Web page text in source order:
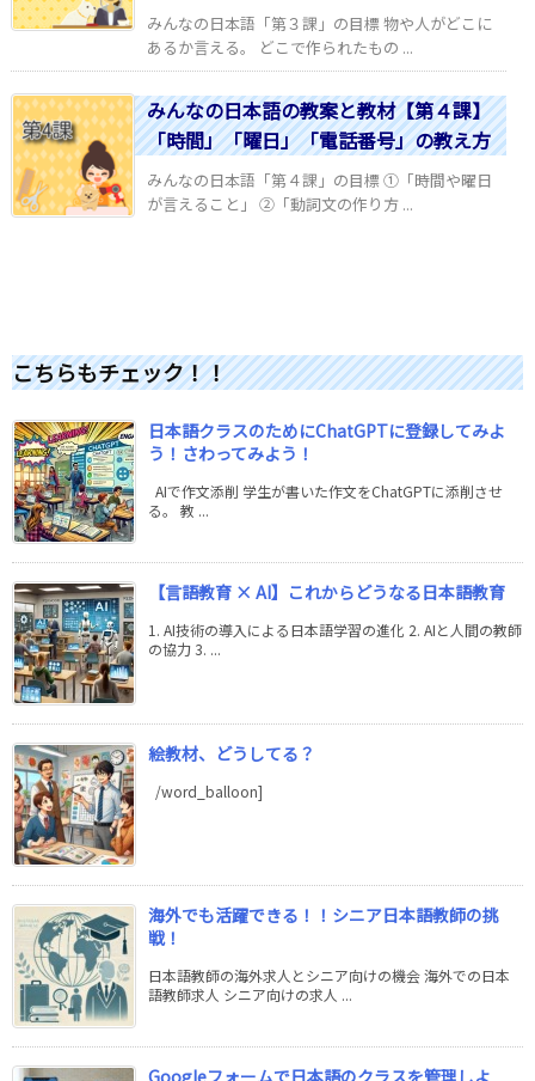
みんなの日本語「第３課」の目標 物や人がどこに
あるか言える。 どこで作られたもの ...
みんなの日本語の教案と教材【第４課】
「時間」「曜日」「電話番号」の教え方
みんなの日本語「第４課」の目標 ①「時間や曜日
が言えること」 ②「動詞文の作り方 ...
こちらもチェック！！
日本語クラスのためにChatGPTに登録してみよ
う！さわってみよう！
AIで作文添削 学生が書いた作文をChatGPTに添削させ
る。 教 ...
【言語教育 × AI】これからどうなる日本語教育
1. AI技術の導入による日本語学習の進化 2. AIと人間の教師
の協力 3. ...
絵教材、どうしてる？
/word_balloon]
海外でも活躍できる！！シニア日本語教師の挑
戦！
日本語教師の海外求人とシニア向けの機会 海外での日本
語教師求人 シニア向けの求人 ...